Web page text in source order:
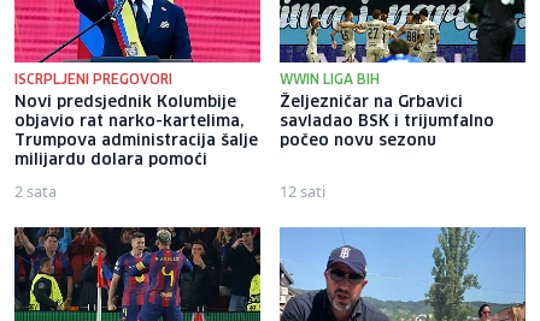
ISCRPLJENI PREGOVORI
Novi predsjednik Kolumbije
objavio rat narko-kartelima,
Trumpova administracija šalje
milijardu dolara pomoći
2 sata
WWIN LIGA BIH
Željezničar na Grbavici
savladao BSK i trijumfalno
počeo novu sezonu
12 sati